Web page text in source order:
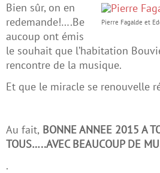
Pierre Fagalde et
Bien sûr, on en
redemande!….Be
aucoup ont émis
le souhait que l’habitation
rencontre de la musique.
Et que le miracle se renouvelle
Au fait, BONNE ANNEE 2015 A
TOUS…..AVEC BEAUCOUP DE
.